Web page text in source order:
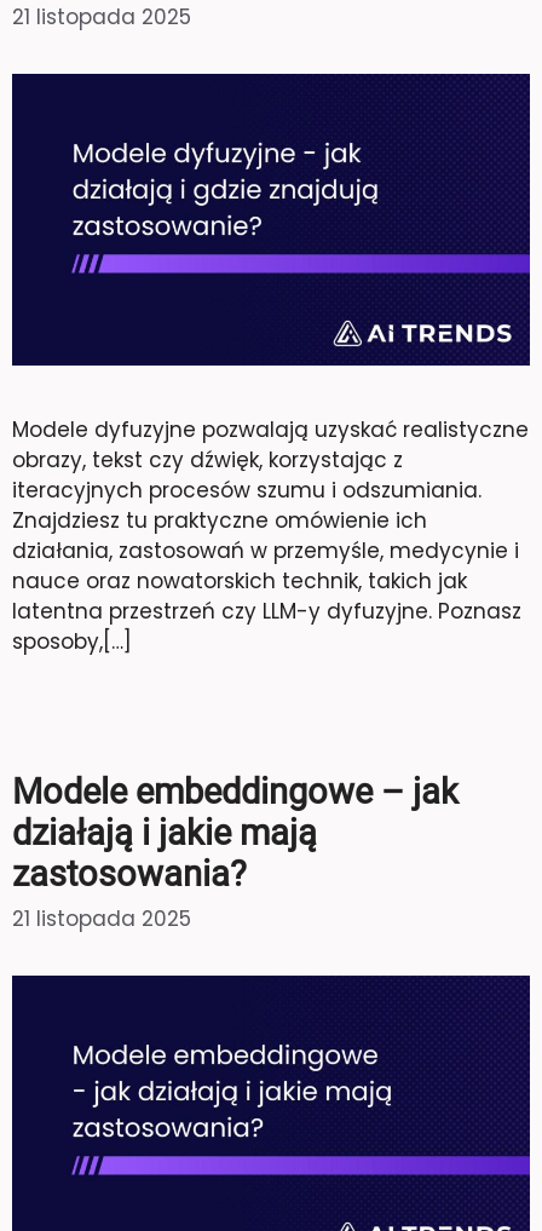
21 listopada 2025
Modele dyfuzyjne pozwalają uzyskać realistyczne
obrazy, tekst czy dźwięk, korzystając z
iteracyjnych procesów szumu i odszumiania.
Znajdziesz tu praktyczne omówienie ich
działania, zastosowań w przemyśle, medycynie i
nauce oraz nowatorskich technik, takich jak
latentna przestrzeń czy LLM-y dyfuzyjne. Poznasz
sposoby,[…]
Modele embeddingowe – jak
działają i jakie mają
zastosowania?
21 listopada 2025